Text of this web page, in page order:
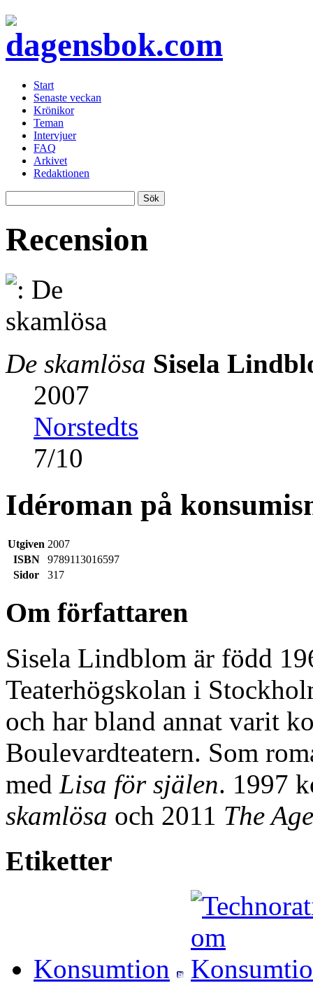
Start
Senaste veckan
Krönikor
Teman
Intervjuer
FAQ
Arkivet
Redaktionen
Recension
De skamlösa Sisela
2007
Norstedts
7/10
Idéroman på
Utgiven 2007
ISBN
9789113016597
Sidor
317
Om författaren
Sisela Lindblom är född
Teaterhögskolan i
och har bland annat varit
Boulevardteatern. Som
med Lisa för själen. 1997
skamlösa och 2011 The
Etiketter
Konsumtion